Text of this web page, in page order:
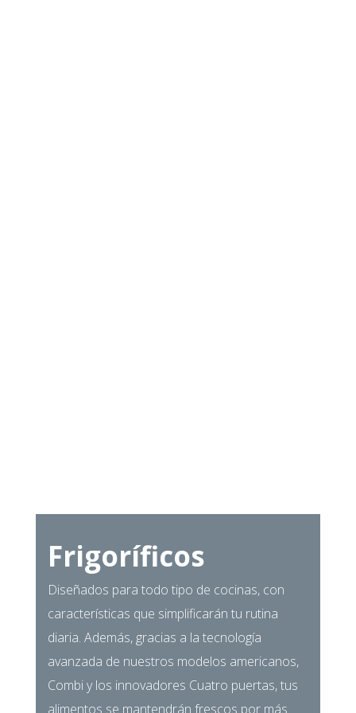
Frigoríficos
Diseñados para todo tipo de cocinas, con
características que simplificarán tu rutina
diaria. Además, gracias a la tecnología
avanzada de nuestros modelos americanos,
Combi y los innovadores Cuatro puertas, tus
alimentos se mantendrán frescos por más